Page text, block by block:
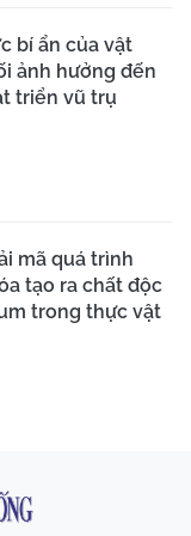
bí ẩn của vật
ảnh hưởng đến
triển vũ trụ
mã quá trình
tạo ra chất độc
trong thực vật